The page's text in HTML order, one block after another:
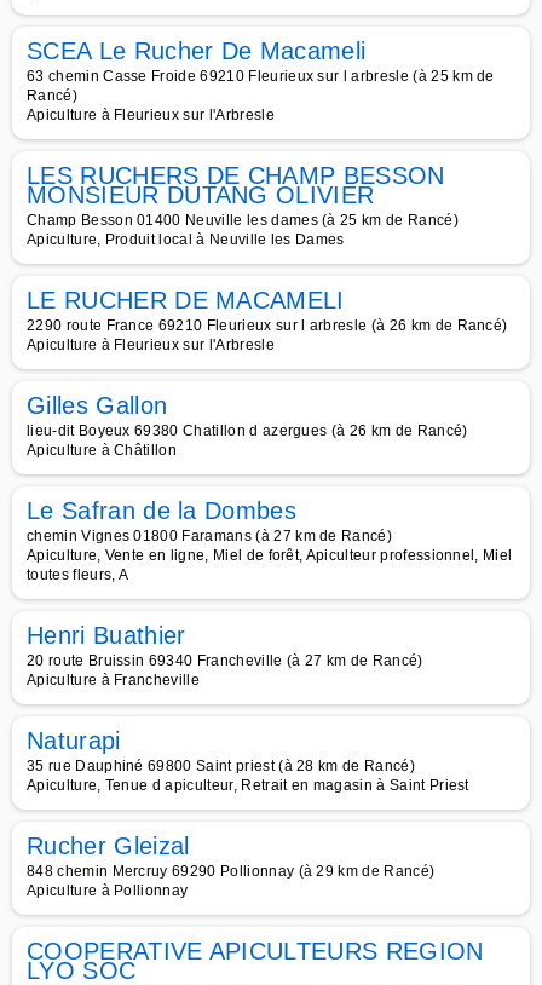
SCEA Le Rucher De Macameli
63 chemin Casse Froide 69210 Fleurieux sur l arbresle (à 25 km de
Rancé)
Apiculture à Fleurieux sur l'Arbresle
LES RUCHERS DE CHAMP BESSON
MONSIEUR DUTANG OLIVIER
Champ Besson 01400 Neuville les dames (à 25 km de Rancé)
Apiculture, Produit local à Neuville les Dames
LE RUCHER DE MACAMELI
2290 route France 69210 Fleurieux sur l arbresle (à 26 km de Rancé)
Apiculture à Fleurieux sur l'Arbresle
Gilles Gallon
lieu-dit Boyeux 69380 Chatillon d azergues (à 26 km de Rancé)
Apiculture à Châtillon
Le Safran de la Dombes
chemin Vignes 01800 Faramans (à 27 km de Rancé)
Apiculture, Vente en ligne, Miel de forêt, Apiculteur professionnel, Miel
toutes fleurs, A
Henri Buathier
20 route Bruissin 69340 Francheville (à 27 km de Rancé)
Apiculture à Francheville
Naturapi
35 rue Dauphiné 69800 Saint priest (à 28 km de Rancé)
Apiculture, Tenue d apiculteur, Retrait en magasin à Saint Priest
Rucher Gleizal
848 chemin Mercruy 69290 Pollionnay (à 29 km de Rancé)
Apiculture à Pollionnay
COOPERATIVE APICULTEURS REGION
LYO SOC